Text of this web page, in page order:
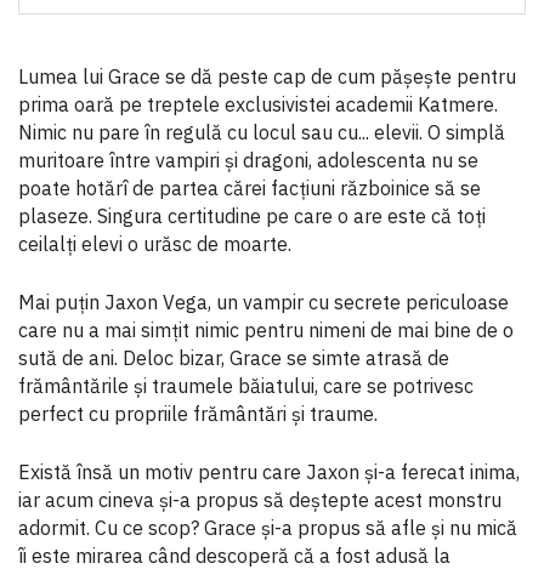
Lumea lui Grace se dă peste cap de cum pășește pentru
prima oară pe treptele exclusivistei academii Katmere.
Nimic nu pare în regulă cu locul sau cu... elevii. O simplă
muritoare între vampiri și dragoni, adolescenta nu se
poate hotărî de partea cărei facțiuni războinice să se
plaseze. Singura certitudine pe care o are este că toți
ceilalți elevi o urăsc de moarte.
Mai puțin Jaxon Vega, un vampir cu secrete periculoase
care nu a mai simțit nimic pentru nimeni de mai bine de o
sută de ani. Deloc bizar, Grace se simte atrasă de
frământările și traumele băiatului, care se potrivesc
perfect cu propriile frământări și traume.
Există însă un motiv pentru care Jaxon și-a ferecat inima,
iar acum cineva și-a propus să deștepte acest monstru
adormit. Cu ce scop? Grace și-a propus să afle și nu mică
îi este mirarea când descoperă că a fost adusă la